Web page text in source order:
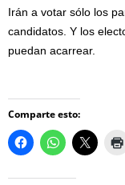
Irán a votar sólo los
candidatos. Y los
puedan acarrear.
Comparte esto: